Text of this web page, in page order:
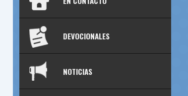
DEVOCIONALES
NOTICIAS